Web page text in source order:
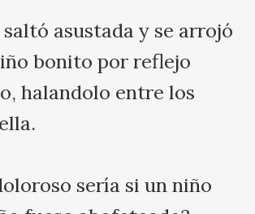
saltó asustada y se arrojó
bonito por reflejo
halandolo entre los
sería si un niño